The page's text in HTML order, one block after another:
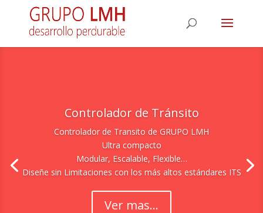
Controlador de Tránsito
Controlador de Transito de GRUPO LMH
Ultra compacto
Modular, Escalable, Flexible…
Diseñe sin Limitaciones con los más altos estándares ITS
Ver mas...